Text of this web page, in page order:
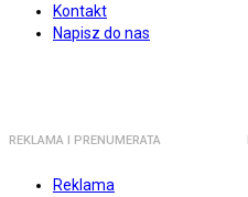
Kontakt
Napisz do nas
REKLAMA I PRENUMERATA
Reklama